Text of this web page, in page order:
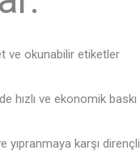
ve okunabilir etiketler
hızlı ve ekonomik baskı
yıpranmaya karşı dirençli